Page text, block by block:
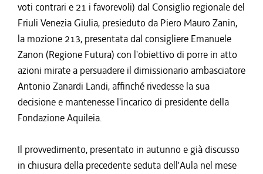
voti contrari e 21 i favorevoli) dal Consiglio regionale del
Friuli Venezia Giulia, presieduto da Piero Mauro Zanin,
la mozione 213, presentata dal consigliere Emanuele
Zanon (Regione Futura) con l'obiettivo di porre in atto
azioni mirate a persuadere il dimissionario ambasciatore
Antonio Zanardi Landi, affinché rivedesse la sua
decisione e mantenesse l'incarico di presidente della
Fondazione Aquileia.
Il provvedimento, presentato in autunno e già discusso
in chiusura della precedente seduta dell'Aula nel mese